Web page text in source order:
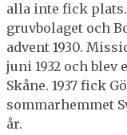
alla inte fick plats.
gruvbolaget och
advent 1930.
juni 1932 och
Skåne. 1937 fick
sommarhemmet
år.